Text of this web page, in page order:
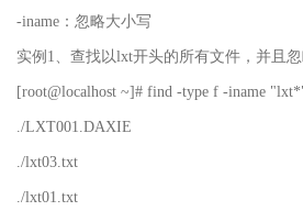
-iname：忽略大小写
实例1、查找以lxt开头的所有文件，并且
[root@localhost ~]# find -type f -iname
./LXT001.DAXIE
./lxt03.txt
./lxt01.txt